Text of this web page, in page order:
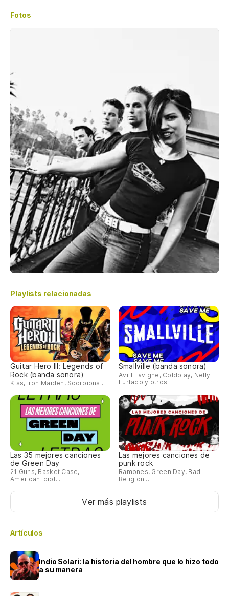
Fotos
Playlists relacionadas
Guitar Hero III: Legends of
Rock (banda sonora)
Kiss, Iron Maiden, Scorpions...
Smallville (banda sonora)
Avril Lavigne, Coldplay, Nelly
Furtado y otros
Las 35 mejores canciones
de Green Day
21 Guns, Basket Case,
American Idiot...
Las mejores canciones de
punk rock
Ramones, Green Day, Bad
Religion...
Ver más playlists
Artículos
Indio Solari: la historia del hombre que lo hizo todo
a su manera